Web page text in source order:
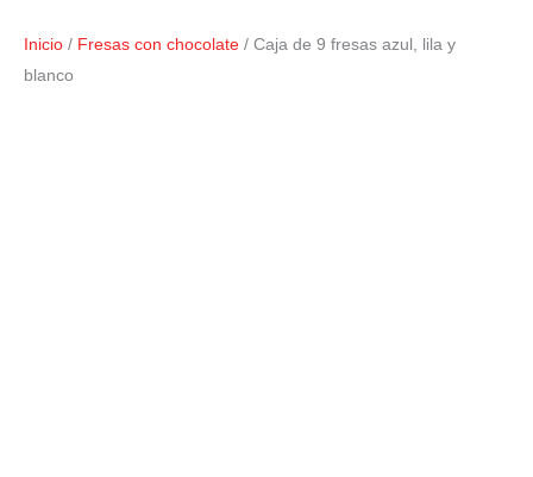
Inicio / Fresas con chocolate / Caja de 9 fresas azul, lila y
blanco